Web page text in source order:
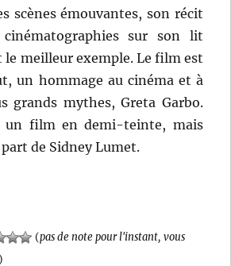
scènes émouvantes, son récit
sur son lit
le meilleur exemple. Le film est
un hommage au cinéma et à
grands mythes, Greta Garbo.
un film en demi-teinte, mais
de Sidney Lumet.
(pas de note pour l'instant, vous
)